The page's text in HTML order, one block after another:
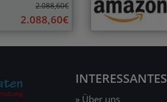
2.088,60€
2.088,60€
INTERESSANTES
» Über uns